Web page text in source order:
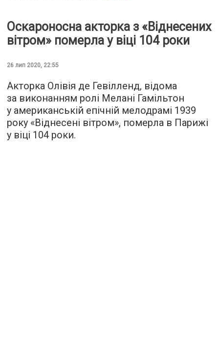
Оскароносна акторка з «Віднесених
вітром» померла у віці 104 роки
26 лип 2020, 22:55
Акторка Олівія де Гевілленд, відома
за виконанням ролі Мелані Гамільтон
у американській епічній мелодрамі 1939
року «Віднесені вітром», померла в Парижі
у віці 104 роки.